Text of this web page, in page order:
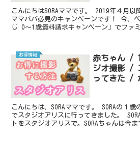
こんにちはSORAママです。 2019年４月以
ママパパ必見のキャンペーンです！ 今、
じ 0～1歳資料請求キャンペーン」でファ
お得情報
赤ちゃん /
ジオ撮影 /
ってきた /
こんにちは、SORAママです。 SORAの１
でスタジオアリスに行ってきました。
トをスタジオアリスで。SORAちゃんは今